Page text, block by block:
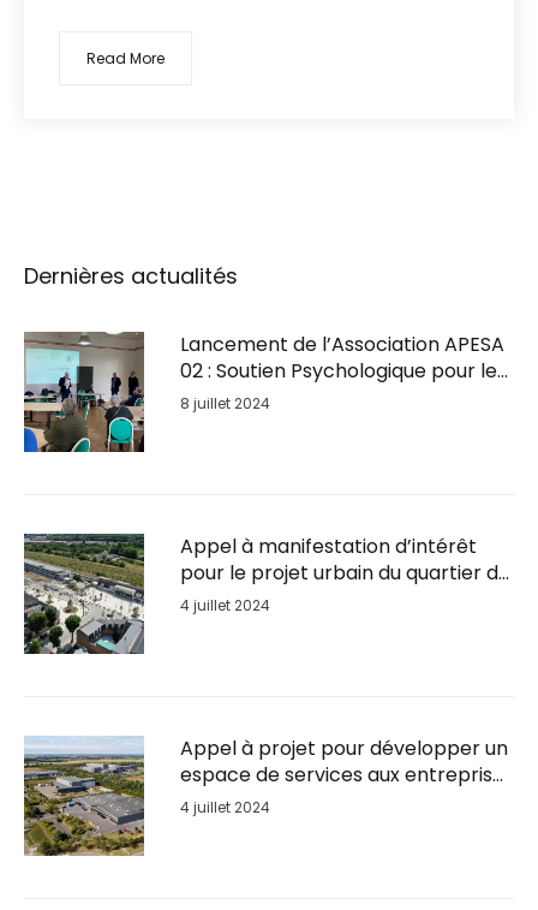
Dernières actualités
Lancement de l’Association APESA
02 : Soutien Psychologique pour les
Entrepreneurs en Détresse
8 juillet 2024
Appel à manifestation d’intérêt
pour le projet urbain du quartier de
la Gare de Soissons
4 juillet 2024
Appel à projet pour développer un
espace de services aux entreprises
sur le Parc d’activités du Plateau
4 juillet 2024
Read More